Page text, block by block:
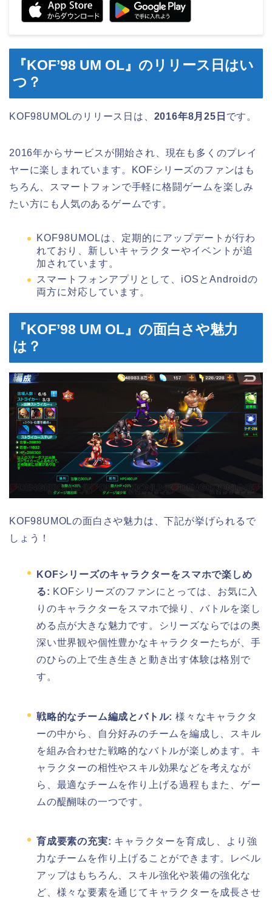
『KOF’98 UM OL』のリリース日はい
つ？
KOF98UMOLのリリース日は、 2016年8月25日 です。
2016年からサービスが開始され、現在も多くのプレイ
ヤーに楽しまれています。KOFシリーズのファンはも
ちろん、スマートフォンで手軽に格闘ゲームを楽しみ
たい方にも人気のあるゲームです。
KOF98UMOLは、定期的にアップデートが行わ
れており、新しいキャラクターやイベントが追
加されています。
スマートフォンアプリとして、iOSとAndroidの
両方に対応しています。
『KOF’98 UM OL』の面白さや魅力
は？
KOF98UMOLの面白さや魅力は、下記が挙げられるで
しょう！
KOFシリーズのキャラクターをスマホで楽しめ
る: KOFシリーズのファンにとっては、お気に入
りのキャラクターをスマホで操り、バトルを楽し
める点が大きな魅力です。シリーズならではの奥
深い世界観や個性豊かなキャラクターたちが、手
のひらの上で生き生きと動き出す体験は格別で
す。
戦略的なチーム編成とバトル: 様々なキャラクタ
ーの中から、自分好みのチームを編成し、スキル
を組み合わせた戦略的なバトルが楽しめます。キ
ャラクターの相性やスキル効果などを考えなが
ら、最適なチームを作り上げる過程もまた、ゲー
ムの醍醐味の一つです。
育成要素の充実: キャラクターを育成し、より強
力なチームを作り上げることができます。レベル
アップはもちろん、スキル強化や装備の強化な
ど、様々な要素を通じてキャラクターを成長させ